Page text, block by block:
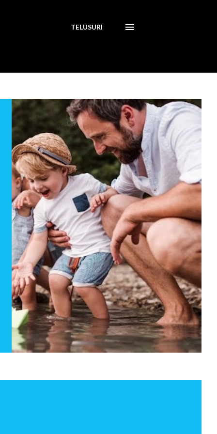
TELUSURI